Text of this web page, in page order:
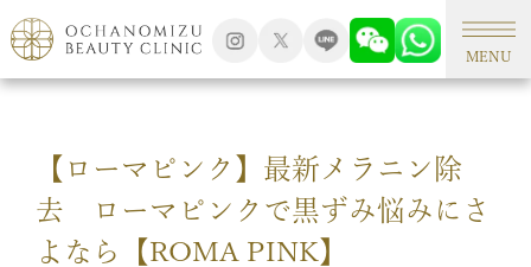
MENU
TOP アートメイク
【ローマピンク】最新メラニン除
去 ローマピンクで黒ずみ悩みにさ
よなら【ROMA PINK】